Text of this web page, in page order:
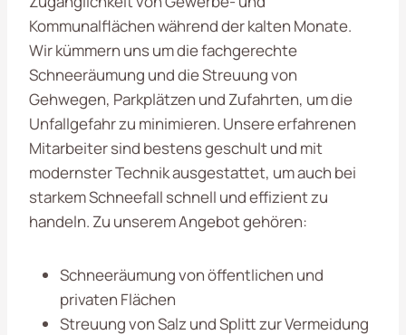
Kommunalflächen während der kalten Monate.
Wir kümmern uns um die fachgerechte
Schneeräumung und die Streuung von
Gehwegen, Parkplätzen und Zufahrten, um die
Unfallgefahr zu minimieren. Unsere erfahrenen
Mitarbeiter sind bestens geschult und mit
modernster Technik ausgestattet, um auch bei
starkem Schneefall schnell und effizient zu
handeln. Zu unserem Angebot gehören:
Schneeräumung von öffentlichen und
privaten Flächen
Streuung von Salz und Splitt zur Vermeidung